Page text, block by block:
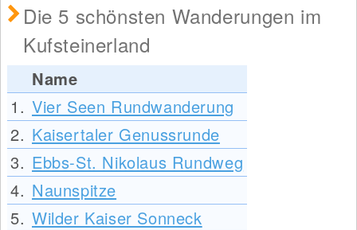
Die 5 schönsten Wanderungen im
Kufsteinerland
Name
1. Vier Seen Rundwanderung
2. Kaisertaler Genussrunde
3. Ebbs-St. Nikolaus Rundweg
4. Naunspitze
5. Wilder Kaiser Sonneck